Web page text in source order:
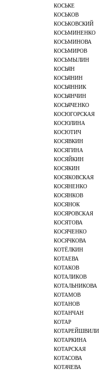
КОСЬКЕ
КОСЬКОВ
КОСЬКОВСКИЙ
КОСЬМИНЕНКО
КОСЬМИНОВА
КОСЬМИРОВ
КОСЬМЫЛИН
КОСЬЯН
КОСЬЯНИН
КОСЬЯННИК
КОСЬЯНЧИН
КОСЬЯЧЕНКО
КОСЮГОРСКАЯ
КОСЮЛИНА
КОСЮТИЧ
КОСЯВКИН
КОСЯГИНА
КОСЯЙКИН
КОСЯКИН
КОСЯКОВСКАЯ
КОСЯНЕНКО
КОСЯНКОВ
КОСЯНОК
КОСЯРОВСКАЯ
КОСЯТОВА
КОСЯЧЕНКО
КОСЯЧКОВА
КОТЁЛКИН
КОТАЕВА
КОТАКОВ
КОТАЛИКОВ
КОТАЛЬНИКОВА
КОТАМОВ
КОТАНОВ
КОТАНЧАН
КОТАР
КОТАРЕЙШВИЛИ
КОТАРКИНА
КОТАРСКАЯ
КОТАСОВА
КОТАЧЕВА